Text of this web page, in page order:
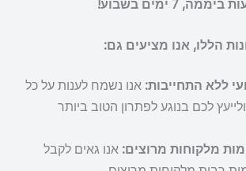
הללו, אנו מציעים גם:
ללא התחייבות: אנו נשמח לענות על כל
לכם בנוגע לפתרון הטוב ביותר
מלקוחות מרוצים: אנו גאים לקבל